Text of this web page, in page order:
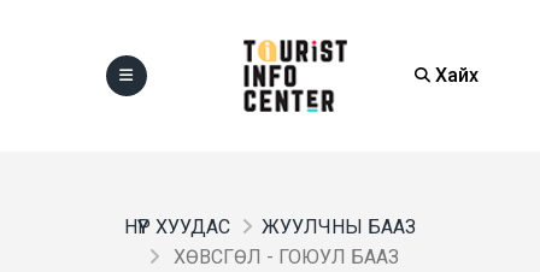
Хайх
НҮҮР ХУУДАС
ЖУУЛЧНЫ БААЗ
ХӨВСГӨЛ - ГОЮУЛ БААЗ